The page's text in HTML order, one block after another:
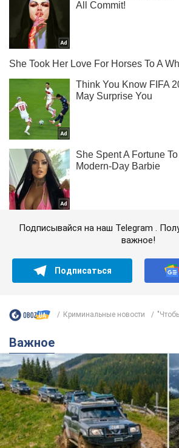
Подписывайся на наш Telegram .
важное!
Подписаться
Криминальные новости
Важное